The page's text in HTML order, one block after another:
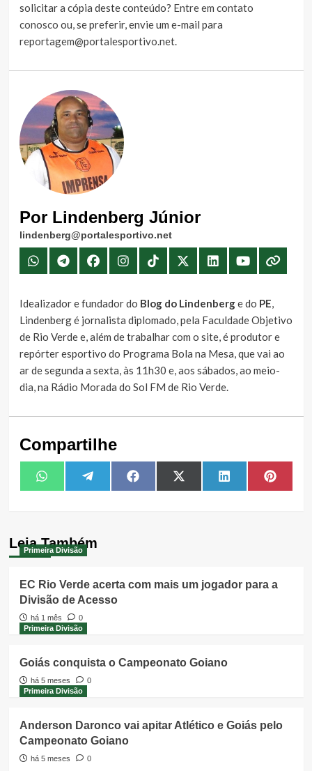
solicitar a cópia deste conteúdo? Entre em contato
conosco ou, se preferir, envie um e-mail para
reportagem@portalesportivo.net.
Por Lindenberg Júnior
lindenberg@portalesportivo.net
Idealizador e fundador do Blog do Lindenberge do PE,
Lindenberg é jornalista diplomado, pela Faculdade Objetivo
de Rio Verde e, além de trabalhar com o site, é produtor e
repórter esportivo do Programa Bola na Mesa, que vai ao
ar de segunda a sexta, às 11h30 e, aos sábados, ao meio-
dia, na Rádio Morada do Sol FM de Rio Verde.
Compartilhe
Share
on
WhatsAppShare
on
TelegramShare
on
FacebookShare
on
X
(Twitter)
Share
on
LinkedIn Share
on
Leia Também
Primeira Divisão
EC Rio Verde acerta com mais um jogador para a
Divisão de Acesso
há 1 mês
0
Primeira Divisão
Goiás conquista o Campeonato Goiano
há 5 meses
0
Primeira Divisão
Anderson Daronco vai apitar Atlético e Goiás pelo
Campeonato Goiano
há 5 meses 0